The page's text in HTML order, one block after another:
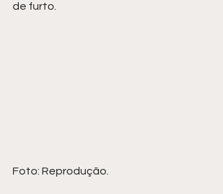
de furto.
Foto: Reprodução.